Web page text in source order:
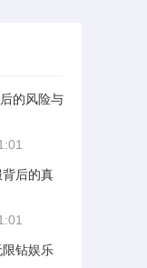
的风险与
后的真
钻娱乐